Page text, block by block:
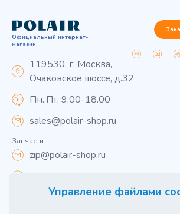
Управление файлами
Официальный интернет-
магазин
119530, г. Москва,
Очаковское шоссе, д.32
Пн..Пт: 9.00-18.00
sales@polair-shop.ru
Запчасти:
zip@polair-shop.ru
+7 800 301 33 65